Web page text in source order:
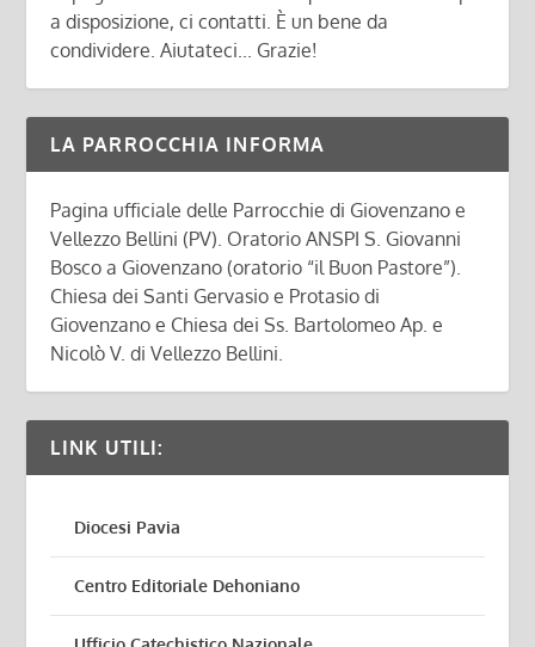
a disposizione, ci contatti. È un bene da
condividere. Aiutateci... Grazie!
LA PARROCCHIA INFORMA
Pagina ufficiale delle Parrocchie di Giovenzano e
Vellezzo Bellini (PV). Oratorio ANSPI S. Giovanni
Bosco a Giovenzano (oratorio “il Buon Pastore”).
Chiesa dei Santi Gervasio e Protasio di
Giovenzano e Chiesa dei Ss. Bartolomeo Ap. e
Nicolò V. di Vellezzo Bellini.
LINK UTILI:
Diocesi Pavia
Centro Editoriale Dehoniano